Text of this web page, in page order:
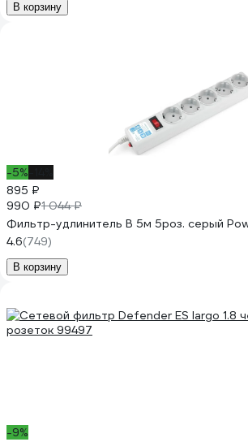
В корзину
-5%
895 ₽
990 ₽1 044 ₽
Фильтр-удлинитель B 5м 5роз. серый
4.6(749)
В корзину
-9%